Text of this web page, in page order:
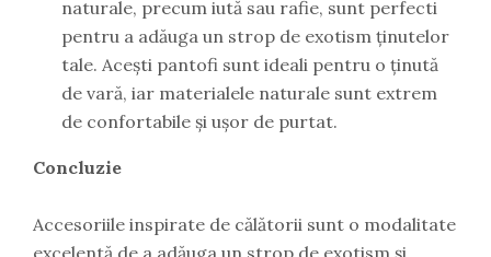
naturale, precum iută sau rafie, sunt perfecti
pentru a adăuga un strop de exotism ținutelor
tale. Acești pantofi sunt ideali pentru o ținută
de vară, iar materialele naturale sunt extrem
de confortabile și ușor de purtat.
Concluzie
Accesoriile inspirate de călătorii sunt o modalitate